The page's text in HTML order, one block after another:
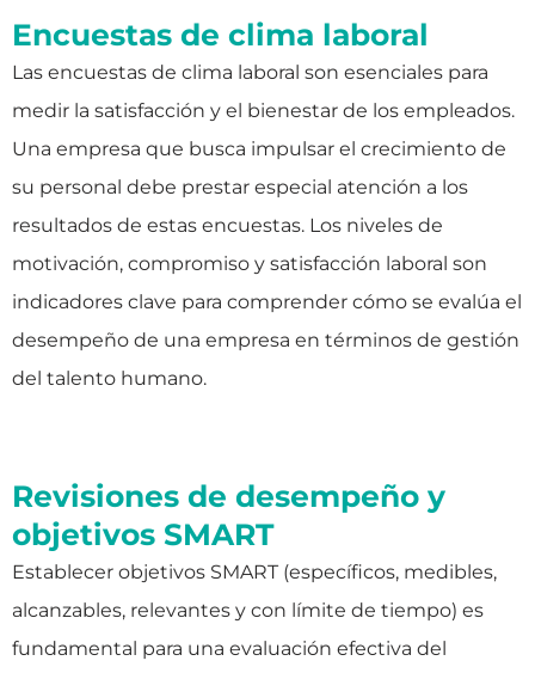
Encuestas de clima laboral
Las encuestas de clima laboral son esenciales para
medir la satisfacción y el bienestar de los empleados.
Una empresa que busca impulsar el crecimiento de
su personal debe prestar especial atención a los
resultados de estas encuestas. Los niveles de
motivación, compromiso y satisfacción laboral son
indicadores clave para comprender cómo se evalúa el
desempeño de una empresa en términos de gestión
del talento humano.
Revisiones de desempeño y
objetivos SMART
Establecer objetivos SMART (específicos, medibles,
alcanzables, relevantes y con límite de tiempo) es
fundamental para una evaluación efectiva del